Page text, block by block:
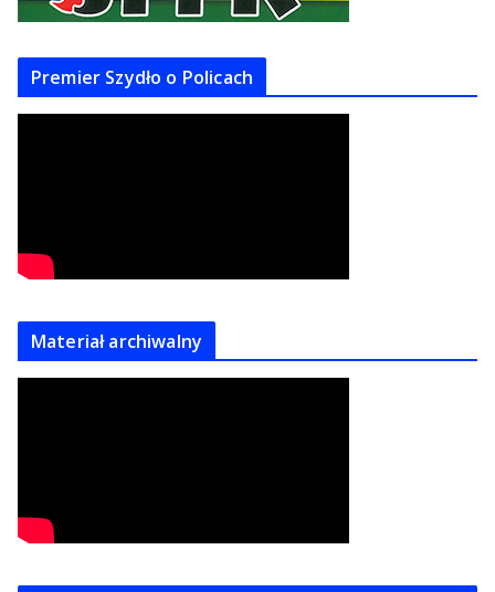
Premier Szydło o Policach
Materiał archiwalny